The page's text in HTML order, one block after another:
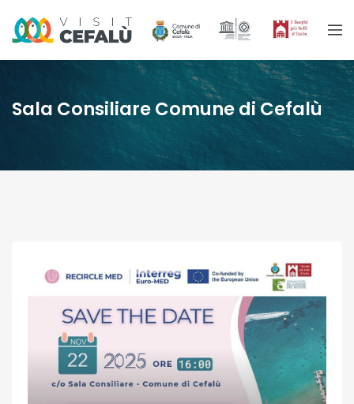
Sala Consiliare Comune di Cefalù